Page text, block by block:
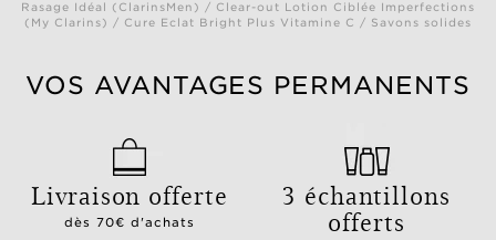
Rasage Idéal (ClarinsMen) / Clear-out Lotion Ciblée Imperfections
(My Clarins) / Cure Eclat Bright Plus Vitamine C / Savons solides
VOS AVANTAGES PERMANENTS
Livraison offerte
dès 70€ d'achats
3 échantillons
offerts